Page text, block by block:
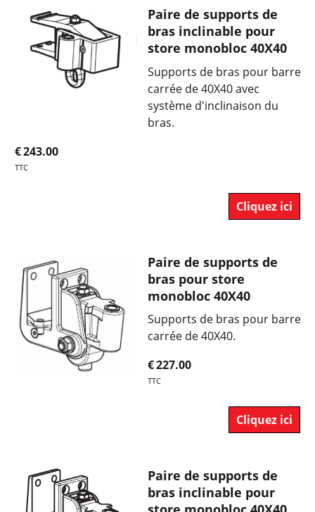
Paire de supports de
bras inclinable pour
store monobloc 40X40
Supports de bras pour barre
carrée de 40X40 avec
système d'inclinaison du
bras.
€243.00
TTC
Cliquez ici
Paire de supports de
bras pour store
monobloc 40X40
Supports de bras pour barre
carrée de 40X40.
€227.00
TTC
Cliquez ici
Paire de supports de
bras inclinable pour